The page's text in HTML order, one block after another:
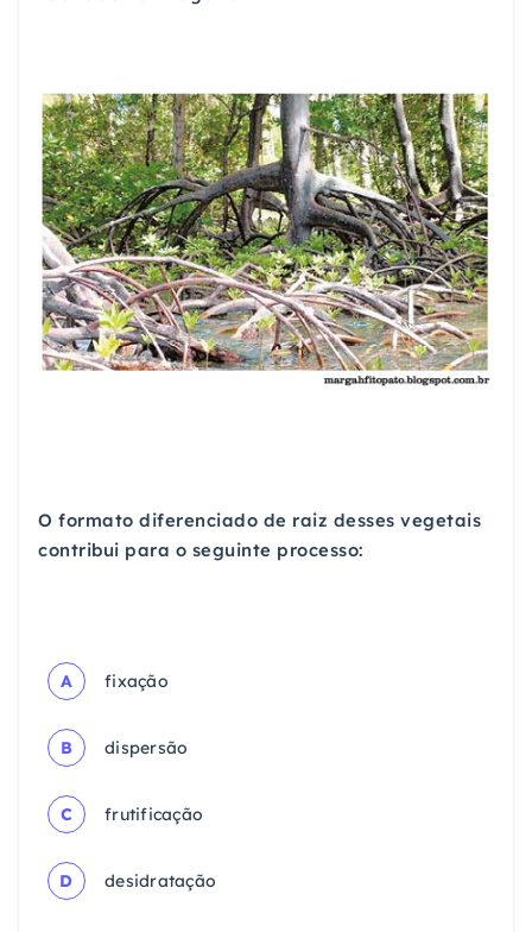
O formato diferenciado de raiz desses vegetais
contribui para o seguinte processo:
A fixação
B dispersão
C frutificação
D desidratação